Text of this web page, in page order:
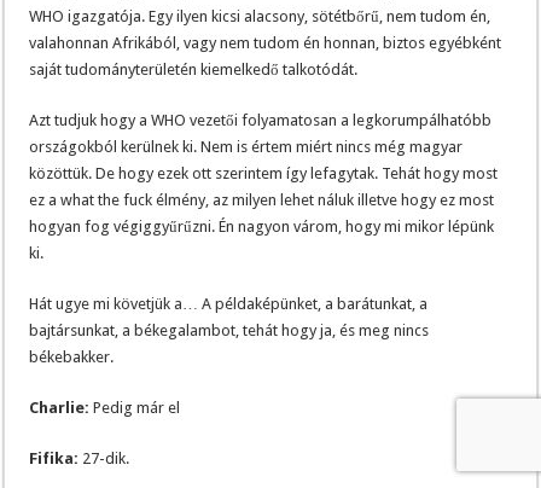
WHO igazgatója. Egy ilyen kicsi alacsony, sötétbőrű, nem tudom én,
valahonnan Afrikából, vagy nem tudom én honnan, biztos egyébként
saját tudományterületén kiemelkedő talkotódát.
Azt tudjuk hogy a WHO vezetői folyamatosan a legkorumpálhatóbb
országokból kerülnek ki. Nem is értem miért nincs még magyar
közöttük. De hogy ezek ott szerintem így lefagytak. Tehát hogy most
ez a what the fuck élmény, az milyen lehet náluk illetve hogy ez most
hogyan fog végiggyűrűzni. Én nagyon várom, hogy mi mikor lépünk
ki.
Hát ugye mi követjük a… A példaképünket, a barátunkat, a
bajtársunkat, a békegalambot, tehát hogy ja, és meg nincs
békebakker.
Charlie: Pedig már el
Fifika: 27-dik.